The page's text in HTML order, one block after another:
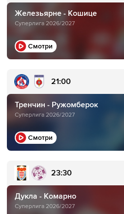
Железьярне - Кошице
Суперлига 2026/2027
Смотри
21:00
Тренчин - Ружомберок
Суперлига 2026/2027
Смотри
23:30
Дукла - Комарно
Суперлига 2026/2027